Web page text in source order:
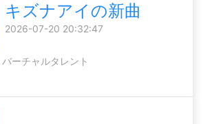
キズナアイの新曲
2026-07-20 20:32:47
バーチャルタレント